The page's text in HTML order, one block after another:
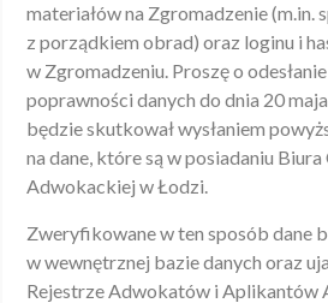
materiałów na Zgromadzenie (m.in.
z porządkiem obrad) oraz loginu i
w Zgromadzeniu. Proszę o
poprawności danych do dnia 20
będzie skutkował wysłaniem
na dane, które są w posiadaniu
Adwokackiej w Łodzi.
Zweryfikowane w ten sposób dane
w wewnętrznej bazie danych oraz
Rejestrze Adwokatów i Aplikantów